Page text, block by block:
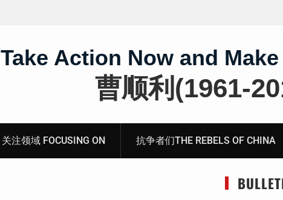
死人用的元宝
Take Action Now and
曹顺利(1961-
关注领域 FOCUSING ON 抗争者们THE REBELS OF CHINA